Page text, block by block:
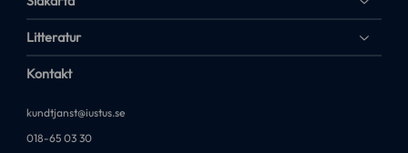
Litteratur
Kontakt
kundtjanst@iustus.se
018-65 03 30